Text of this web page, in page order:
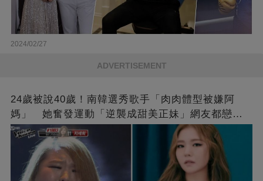
2024/02/27
ADVERTISEMENT
24歲被說40歲！南韓選秀歌手「肉肉體型被嫌阿
媽」 她奮發運動「逆襲成甜美正妹」網友都戀愛
了❤